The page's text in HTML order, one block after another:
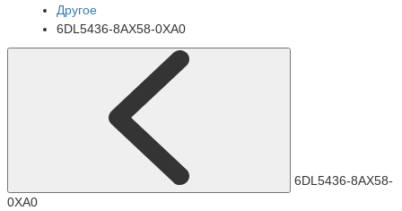
Другое
6DL5436-8AX58-0XA0
6DL5436-8AX58-
0XA0